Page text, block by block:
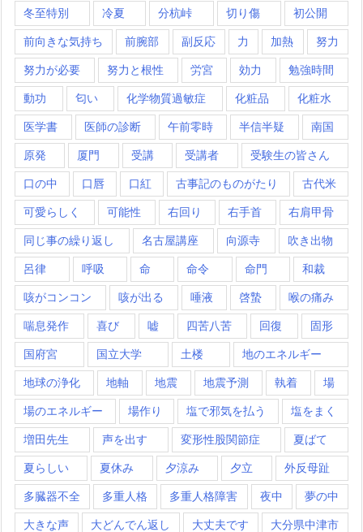
冬至特別 冷夏 分杭峠 切り傷 初公開
前向きな気持ち 前腕部 副反応 力 加熱 努力
努力が必要 努力と根性 労宮 効力 勉強時間
動功 匂い 化学物質過敏症 化粧品 化粧水
医学書 医師の診断 午前零時 半信半疑 南国
原発 厦門 受講 受講者 受験生の皆さん
口の中 口唇 口紅 古事記のものがたり 古代米
可愛らしく 可能性 右回り 右手首 右肩甲骨
同じ事の繰り返し 名古屋講座 向源寺 吹き出物
呂律 呼吸 命 命令 命門 和裁
咳がコンコン 咳が出る 唾液 啓蟄 喉の痛み
喘息発作 喜び 嘘 四苦八苦 回復 固形
国府宮 国立大学 土楼 地のエネルギー
地球の浄化 地軸 地震 地震予測 執着 場
場のエネルギー 場作り 塩で邪気を払う 塩をまく
増田先生 声を出す 変形性股関節症 夏ばて
夏らしい 夏休み 夕涼み 夕立 外反母趾
多臓器不全 多重人格 多重人格障害 夜中 夢の中
大きな声 大どんでん返し 大丈夫です 大分県中津市